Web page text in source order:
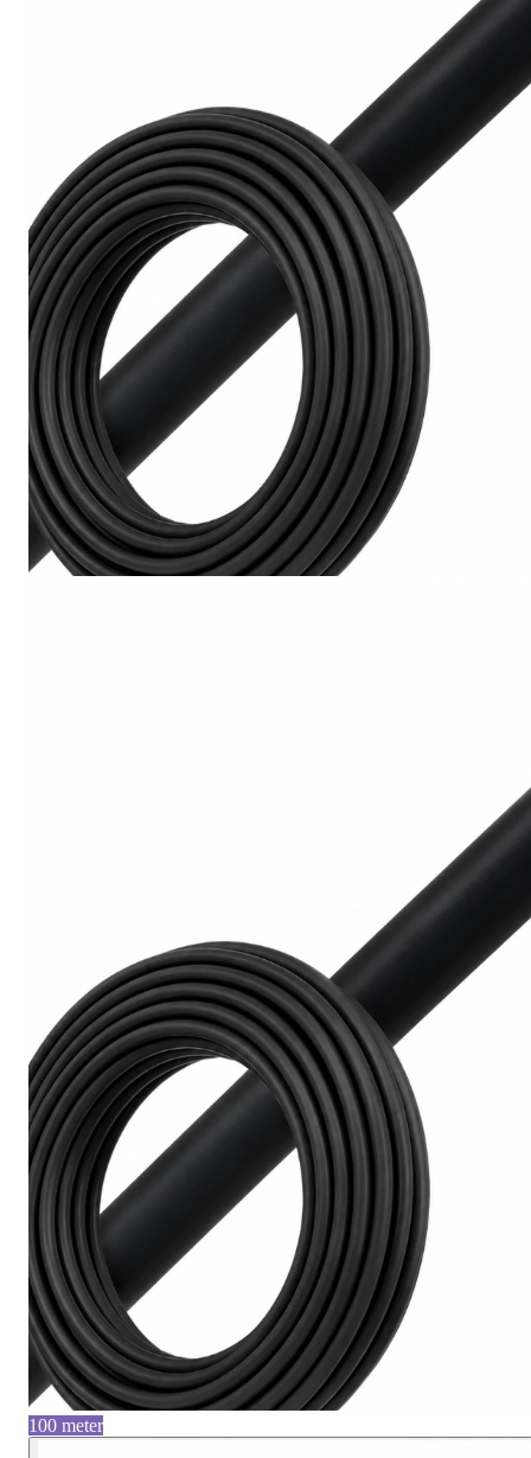
100 meter